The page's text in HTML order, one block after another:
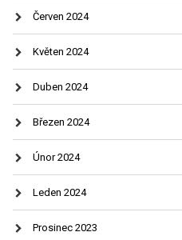
Červen 2024
Květen 2024
Duben 2024
Březen 2024
Únor 2024
Leden 2024
Prosinec 2023